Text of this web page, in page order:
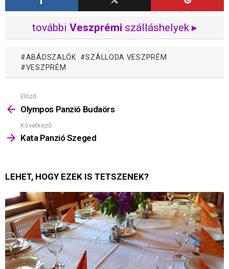
további Veszprémi szálláshelyek ▸
ABÁDSZALÓK
SZÁLLODA VESZPRÉM
VESZPRÉM
Mutass
többet
Előző
Olympos Panzió Budaörs
Következő
Kata Panzió Szeged
LEHET, HOGY EZEK IS TETSZENEK?